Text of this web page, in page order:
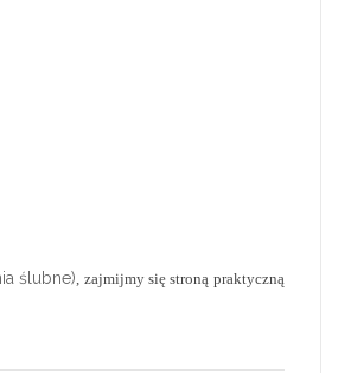
ślubne), zajmijmy się stroną praktyczną